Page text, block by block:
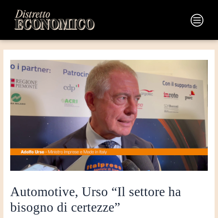
contenuto
Main
Menu
Automotive, Urso “Il settore ha
bisogno di certezze”
articoli